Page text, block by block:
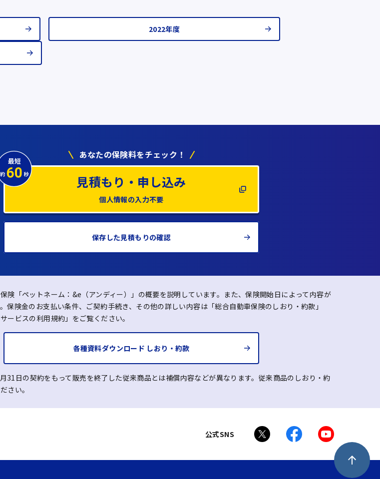
2022年度
あなたの保険料をチェック！
見積もり・申し込み
個人情報の入力不要
保存した見積もりの確認
険「ペットネーム：&e（アンディー）」の概要を説明しています。また、保険開始日によって内容が
保険金のお支払い条件、ご契約手続き、その他の詳しい内容は「総合自動車保険のしおり・約款」
ービスの利用規約」をご覧ください。
各種資料ダウンロード しおり・約款
31日の契約をもって販売を終了した従来商品とは補償内容などが異なります。従来商品のしおり・約
さい。
公式SNS